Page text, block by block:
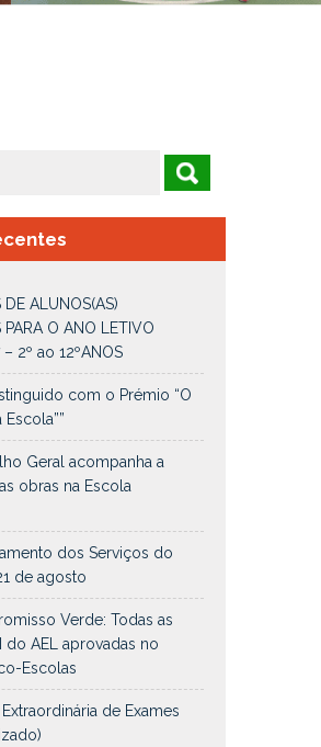
DE ALUNOS(AS)
PARA O ANO LETIVO
2º ao 12ºANOS
com o Prémio “O
Geral acompanha a
obras na Escola
dos Serviços do
de agosto
Verde: Todas as
do AEL aprovadas no
Escolas
de Exames